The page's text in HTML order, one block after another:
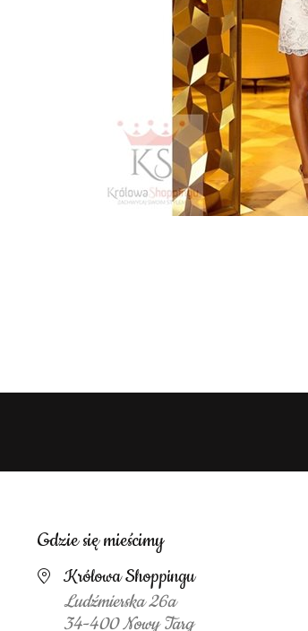
Gdzie się mieścimy
Królowa Shoppingu
Ludźmierska 26a
34-400 Nowy Targ